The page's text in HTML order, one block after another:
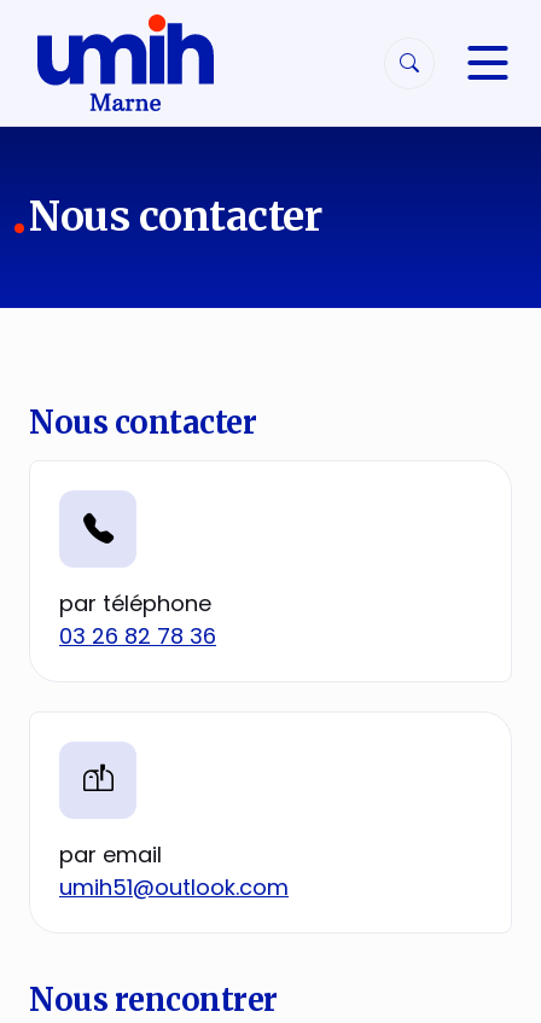
Aller à la navigation
Aller au contenu
Nous contacter
Nous contacter
par téléphone
03 26 82 78 36
par email
umih51@outlook.com
Nous rencontrer